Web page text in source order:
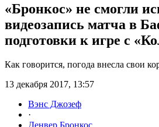
«Бронкос» не смогли
видеозапись матча в
подготовки к игре с
Как говорится, погода внесла свои
13 декабря 2017, 13:57
Вэнс Джозеф
·